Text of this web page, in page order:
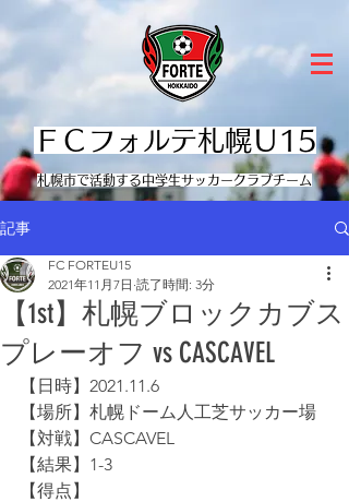
ＦＣフォルテ札幌Ｕ15
​札幌市で活動する中学生サッカークラブチーム
記事
【1st】札幌ブロックカブス
プレーオフ vs CASCAVEL
FC FORTEU15
2021年11月7日 読了時間: 3分
【日時】2021.11.6
【場所】札幌ドーム人工芝サッカー場
【対戦】CASCAVEL
【結果】1-3
【得点】